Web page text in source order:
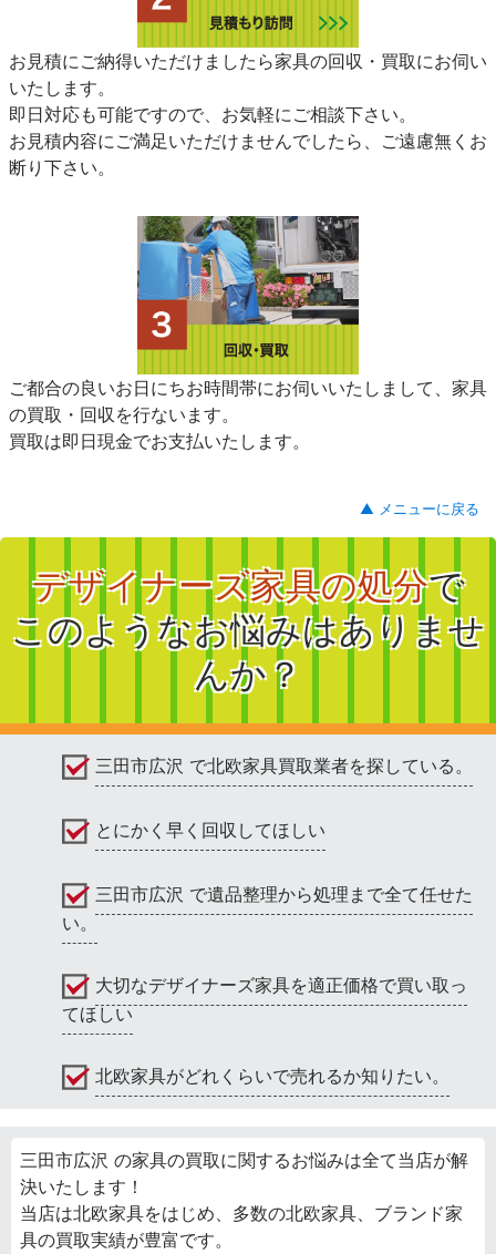
お見積にご納得いただけましたら家具の回収・買取にお伺い
いたします。
即日対応も可能ですので、お気軽にご相談下さい。
お見積内容にご満足いただけませんでしたら、ご遠慮無くお
断り下さい。
ご都合の良いお日にちお時間帯にお伺いいたしまして、家具
の買取・回収を行ないます。
買取は即日現金でお支払いたします。
▲ メニューに戻る
デザイナーズ家具の処分で
このようなお悩みはありませ
んか？
三田市広沢 で北欧家具買取業者を探している。
とにかく早く回収してほしい
三田市広沢 で遺品整理から処理まで全て任せた
い。
大切なデザイナーズ家具を適正価格で買い取っ
てほしい
北欧家具がどれくらいで売れるか知りたい。
三田市広沢 の家具の買取に関するお悩みは全て当店が解
決いたします！
当店は北欧家具をはじめ、多数の北欧家具、ブランド家
具の買取実績が豊富です。